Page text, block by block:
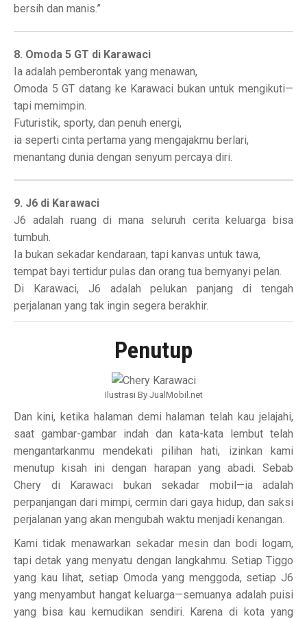
bersih dan manis.”
8. Omoda 5 GT di Karawaci
Ia adalah pemberontak yang menawan,
Omoda 5 GT datang ke Karawaci bukan untuk mengikuti—
tapi memimpin.
Futuristik, sporty, dan penuh energi,
ia seperti cinta pertama yang mengajakmu berlari,
menantang dunia dengan senyum percaya diri.
9. J6 di Karawaci
J6 adalah ruang di mana seluruh cerita keluarga bisa
tumbuh.
Ia bukan sekadar kendaraan, tapi kanvas untuk tawa,
tempat bayi tertidur pulas dan orang tua bernyanyi pelan.
Di Karawaci, J6 adalah pelukan panjang di tengah
perjalanan yang tak ingin segera berakhir.
Penutup
Ilustrasi By JualMobil.net
Dan kini, ketika halaman demi halaman telah kau jelajahi,
saat gambar-gambar indah dan kata-kata lembut telah
mengantarkanmu mendekati pilihan hati, izinkan kami
menutup kisah ini dengan harapan yang abadi. Sebab
Chery di Karawaci bukan sekadar mobil—ia adalah
perpanjangan dari mimpi, cermin dari gaya hidup, dan saksi
perjalanan yang akan mengubah waktu menjadi kenangan.
Kami tidak menawarkan sekadar mesin dan bodi logam,
tapi detak yang menyatu dengan langkahmu. Setiap Tiggo
yang kau lihat, setiap Omoda yang menggoda, setiap J6
yang menyambut hangat keluarga—semuanya adalah puisi
yang bisa kau kemudikan sendiri. Karena di kota yang